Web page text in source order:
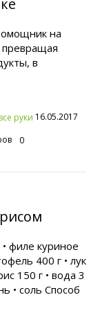
на
в
руки 16.05.2017
0
филе куриное
400 г • лук
150 г • вода 3
• соль Способ